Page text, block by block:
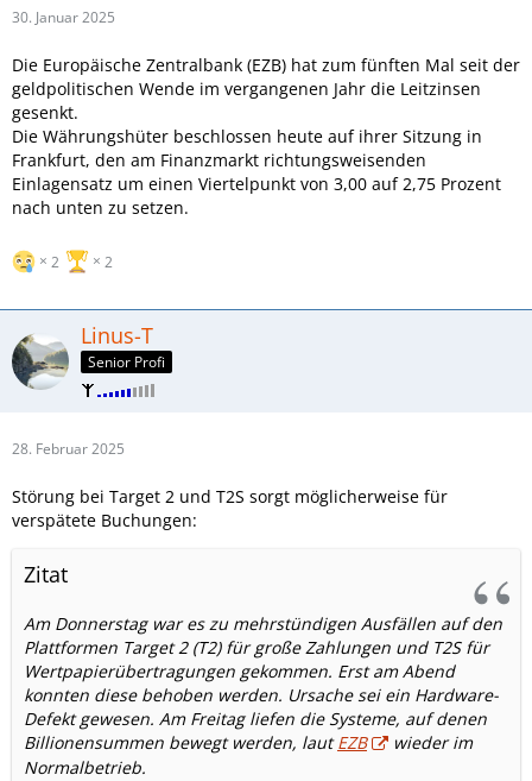
30. Januar 2025
Die Europäische Zentralbank (EZB) hat zum fünften Mal seit der
geldpolitischen Wende im vergangenen Jahr die Leitzinsen
gesenkt.
Die Währungshüter beschlossen heute auf ihrer Sitzung in
Frankfurt, den am Finanzmarkt richtungsweisenden
Einlagensatz um einen Viertelpunkt von 3,00 auf 2,75 Prozent
nach unten zu setzen.
2 2
Linus-T
Senior Profi
28. Februar 2025
Störung bei Target 2 und T2S sorgt möglicherweise für
verspätete Buchungen:
Zitat
Am Donnerstag war es zu mehrstündigen Ausfällen auf den
Plattformen Target 2 (T2) für große Zahlungen und T2S für
Wertpapierübertragungen gekommen. Erst am Abend
konnten diese behoben werden. Ursache sei ein Hardware-
Defekt gewesen. Am Freitag liefen die Systeme, auf denen
Billionensummen bewegt werden, lautEZB
wieder im
Normalbetrieb.